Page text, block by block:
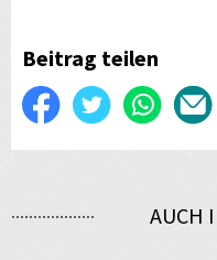
Beitrag teilen
Auf
Twittern
AUCH